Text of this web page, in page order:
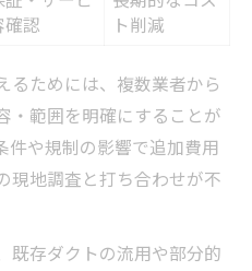
確認
ト削減
るためには、複数業者から
・範囲を明確にすることが
件や規制の影響で追加費用
現地調査と打ち合わせが不
既存ダクトの流用や部分的